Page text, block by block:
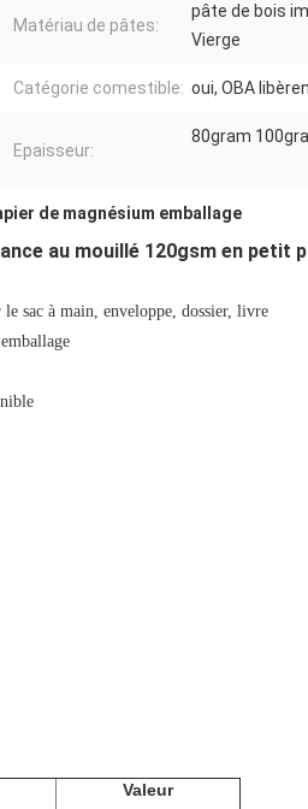
Matériau de pâtes:
pâte de bois
Vierge
Catégorie comestible: oui, OBA
Epaisseur:
80gram
de magnésium emballage
au mouillé 120gsm en petit
sac à main, enveloppe, dossier, livre
Valeur